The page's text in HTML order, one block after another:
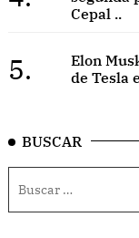
Cepal ..
5.
Elon
de Tesla
BUSCAR